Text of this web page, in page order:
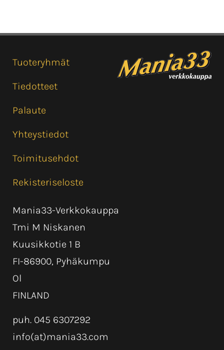
Tuoteryhmät
Tiedotteet
Palaute
Yhteystiedot
Toimitusehdot
Rekisteriseloste
Mania33-Verkkokauppa
Tmi M Niskanen
Kuusikkotie 1 B
FI-86900, Pyhäkumpu
Ol
FINLAND
puh. 045 6307292
info(at)mania33.com